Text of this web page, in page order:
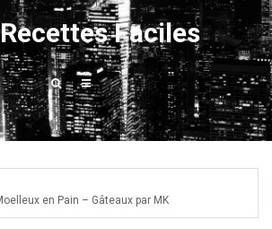
Faciles
en Pain – Gâteaux par MK